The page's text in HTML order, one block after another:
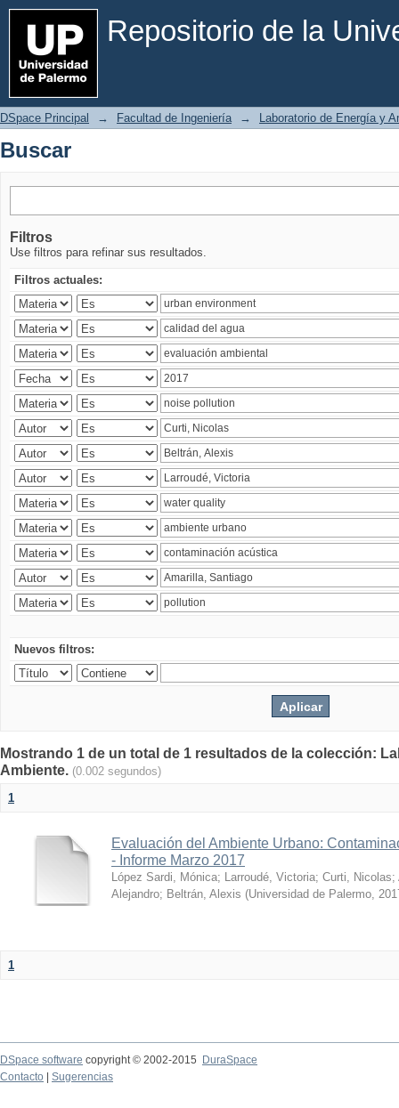
Repositorio de la
Buscar
DSpace Principal → Facultad de Ingeniería → Laboratorio de Energía y
Buscar
Filtros
Use filtros para refinar sus resultados.
Filtros actuales:
Nuevos filtros:
Mostrando 1 de un total de 1 resultados de la colección:
Ambiente. (0.002 segundos)
1
Evaluación del Ambiente Urbano:
- Informe Marzo 2017
López Sardi, Mónica; Larroudé, Victoria; Curti, Nicolas;
Alejandro; Beltrán, Alexis (Universidad de Palermo,
1
DSpace software copyright © 2002-2015
DuraSpace
Contacto
Sugerencias